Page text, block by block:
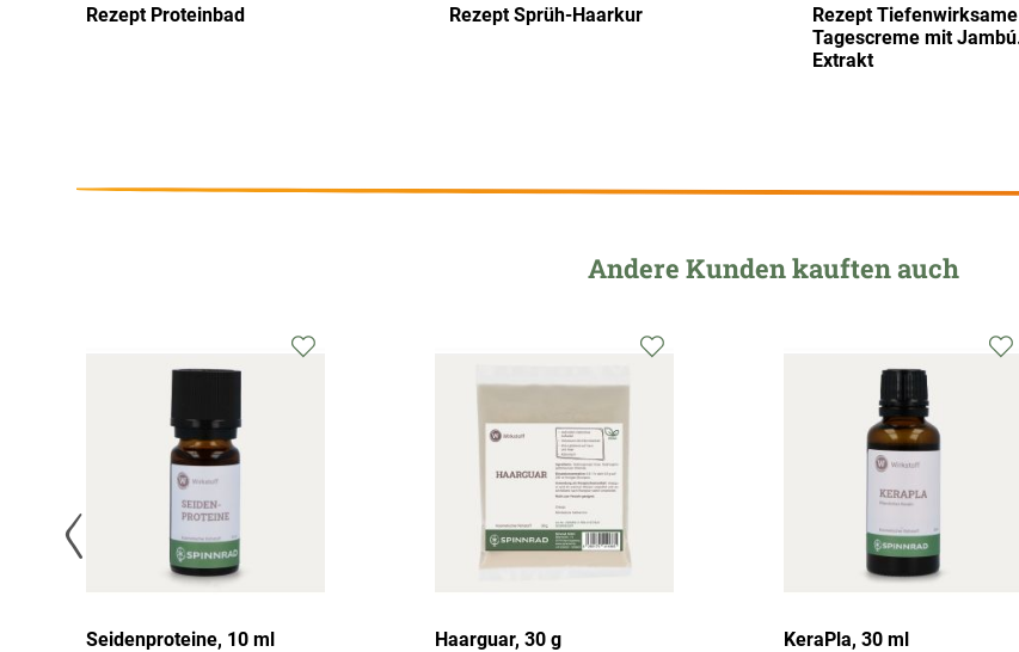
Rezept Proteinbad Rezept Sprüh-Haarkur
Rezept Tiefenwirksame
Tagescreme mit Jambú
Extrakt
Andere Kunden kauften auch
Seidenproteine, 10 ml Haarguar, 30 g KeraPla, 30 ml